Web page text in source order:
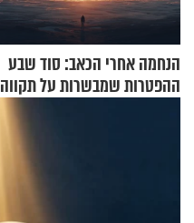
הנחמה אחרי הכאב: סוד שבע
ההפטרות שמבשרות על תקווה